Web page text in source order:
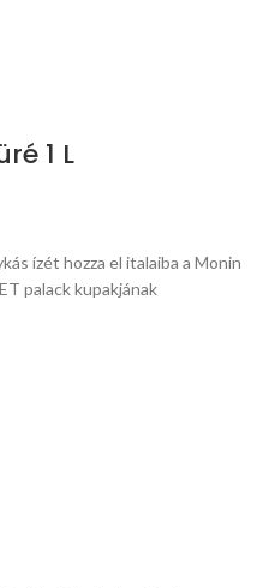
1 L
ízét hozza el italaiba a Monin
palack kupakjának